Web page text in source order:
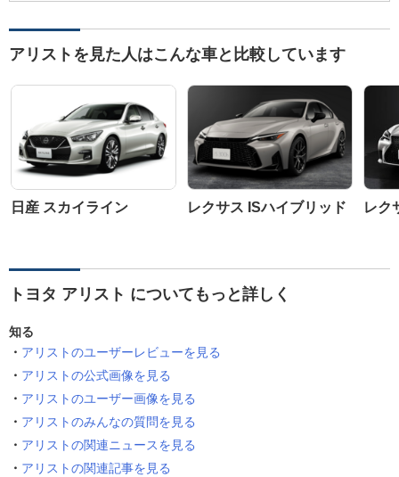
アリストを見た人はこんな車と比較しています
日産 スカイライン レクサス ISハイブリッド レク
トヨタ アリスト についてもっと詳しく
知る
アリストのユーザーレビューを見る
アリストの公式画像を見る
アリストのユーザー画像を見る
アリストのみんなの質問を見る
アリストの関連ニュースを見る
アリストの関連記事を見る